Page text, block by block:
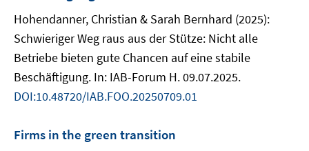
Hohendanner, Christian & Sarah Bernhard (2025):
Schwieriger Weg raus aus der Stütze: Nicht alle
Betriebe bieten gute Chancen auf eine stabile
Beschäftigung. In: IAB-Forum H. 09.07.2025.
DOI:10.48720/IAB.FOO.20250709.01
Firms in the green transition